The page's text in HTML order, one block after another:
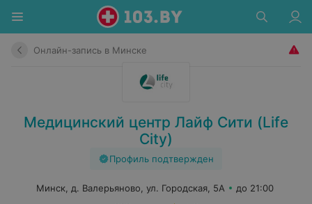
Онлайн-запись в Минске
Медицинский центр Лайф Сити (Life
City)
Профиль подтвержден
Минск, д. Валерьяново, ул. Городская, 5А
до 21:00